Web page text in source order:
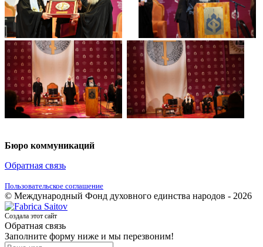
Бюро коммуникаций
Обратная связь
Пользовательское соглашение
© Международный Фонд духовного единства народов - 2026
Создала этот сайт
Обратная связь
Заполните форму ниже и мы перезвоним!